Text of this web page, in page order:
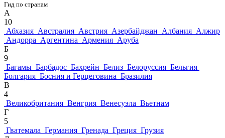
Гид по странам
А
10
Абхазия Австралия Австрия Азербайджан Албания Алжир
Андорра Аргентина Армения Аруба
Б
9
Багамы Барбадос Бахрейн Белиз Белоруссия Бельгия
Болгария Босния и Герцеговина Бразилия
В
4
Великобритания Венгрия Венесуэла Вьетнам
Г
5
Гватемала Германия Гренада Греция Грузия